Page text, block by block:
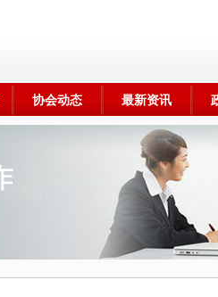
协会动态 最新资讯